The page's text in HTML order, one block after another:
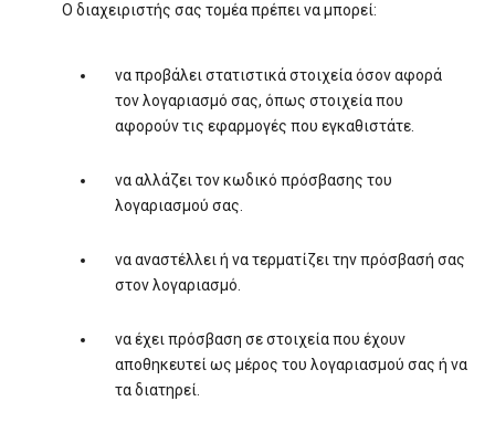
Ο διαχειριστής σας τομέα πρέπει να μπορεί:
να προβάλει στατιστικά στοιχεία όσον αφορά
τον λογαριασμό σας, όπως στοιχεία που
αφορούν τις εφαρμογές που εγκαθιστάτε.
να αλλάζει τον κωδικό πρόσβασης του
λογαριασμού σας.
να αναστέλλει ή να τερματίζει την πρόσβασή σας
στον λογαριασμό.
να έχει πρόσβαση σε στοιχεία που έχουν
αποθηκευτεί ως μέρος του λογαριασμού σας ή να
τα διατηρεί.